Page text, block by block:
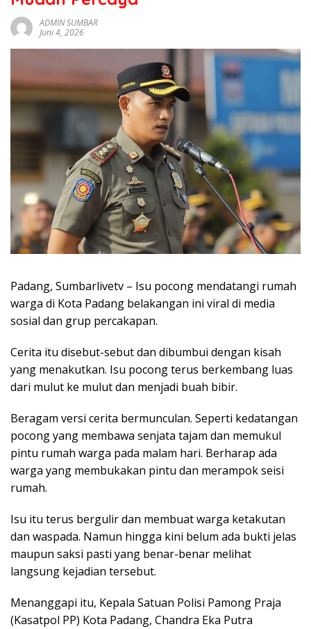
sumbar
tv
live
ADMIN SUMBAR
Juni 4, 2026
Padang, Sumbarlivetv – Isu pocong mendatangi rumah
warga di Kota Padang belakangan ini viral di media
sosial dan grup percakapan.
Cerita itu disebut-sebut dan dibumbui dengan kisah
yang menakutkan. Isu pocong terus berkembang luas
dari mulut ke mulut dan menjadi buah bibir.
Beragam versi cerita bermunculan. Seperti kedatangan
pocong yang membawa senjata tajam dan memukul
pintu rumah warga pada malam hari. Berharap ada
warga yang membukakan pintu dan merampok seisi
rumah.
Isu itu terus bergulir dan membuat warga ketakutan
dan waspada. Namun hingga kini belum ada bukti jelas
maupun saksi pasti yang benar-benar melihat
langsung kejadian tersebut.
Menanggapi itu, Kepala Satuan Polisi Pamong Praja
(Kasatpol PP) Kota Padang, Chandra Eka Putra